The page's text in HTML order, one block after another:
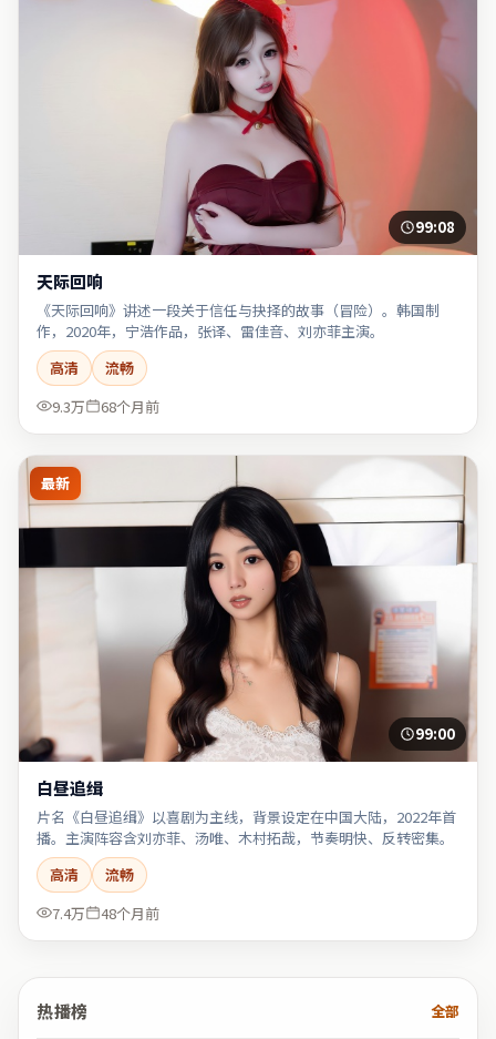
99:08
天际回响
《天际回响》讲述一段关于信任与抉择的故事（冒险）。韩国制
作，2020年，宁浩作品，张译、雷佳音、刘亦菲主演。
高清
流畅
9.3万
68个月前
最新
99:00
白昼追缉
片名《白昼追缉》以喜剧为主线，背景设定在中国大陆，2022年首
播。主演阵容含刘亦菲、汤唯、木村拓哉，节奏明快、反转密集。
高清
流畅
7.4万
48个月前
热播榜 全部